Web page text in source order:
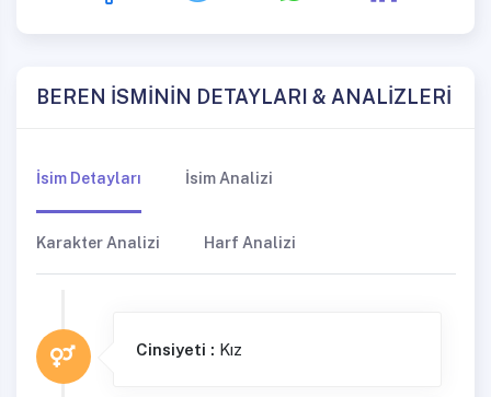
BEREN İSMİNİN DETAYLARI & ANALİZLERİ
İsim Detayları İsim Analizi
Karakter Analizi Harf Analizi
Cinsiyeti : Kız